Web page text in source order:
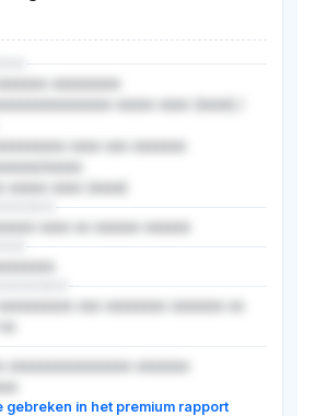
xxxxxxxxx
xxxxx xxxx (xxxx) /
xxxx xxx xxxxxxx
xxxxx xxxx (xxxx)
xxxx xx xxxxxx xxxxxx
xxx xxxxxxxx xxxxxxx xx
xxxxxxxxxxxxxxxx xxxxxxx
gebreken in het premium rapport